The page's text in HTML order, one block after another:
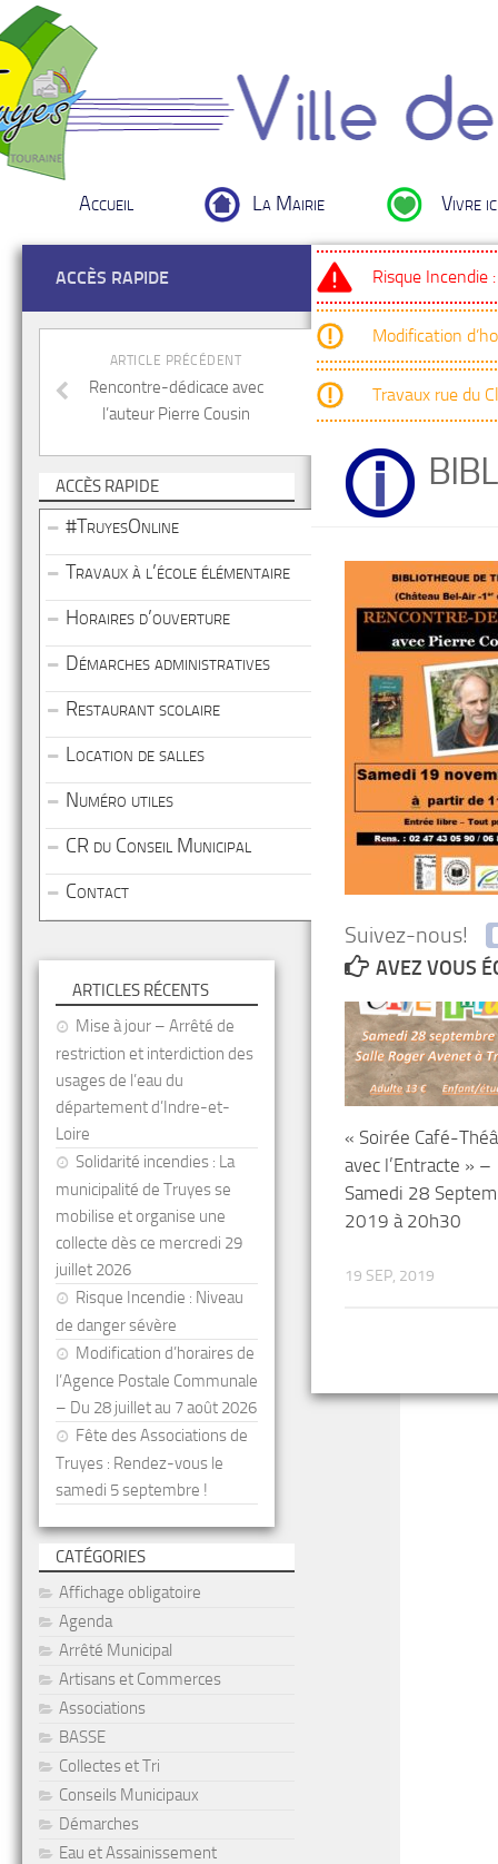
Accueil La Mairie Vivre
Risque Incendie
Modification
Travaux rue du
Suivez-nous!
AVEZ VOUS
« Soirée Café-
avec l’Entracte » –
Samedi 28
2019 à 20h30
19 SEP, 2019
ACCÈS RAPIDE
ARTICLE PRÉCÉDENT
Rencontre-dédicace avec
l’auteur Pierre Cousin
ACCÈS RAPIDE
#TruyesOnline
Travaux à l’école élémentaire
Horaires d’ouverture
Démarches administratives
Restaurant scolaire
Location de salles
Numéro utiles
CR du Conseil Municipal
Contact
ARTICLES RÉCENTS
Mise à jour – Arrêté de
restriction et interdiction des
usages de l’eau du
département d’Indre-et-
Loire
Solidarité incendies : La
municipalité de Truyes se
mobilise et organise une
collecte dès ce mercredi 29
juillet 2026
Risque Incendie : Niveau
de danger sévère
Modification d’horaires de
l’Agence Postale Communale
– Du 28 juillet au 7 août 2026
Fête des Associations de
Truyes : Rendez-vous le
samedi 5 septembre !
CATÉGORIES
Affichage obligatoire
Agenda
Arrêté Municipal
Artisans et Commerces
Associations
BASSE
Collectes et Tri
Conseils Municipaux
Démarches
Eau et Assainissement